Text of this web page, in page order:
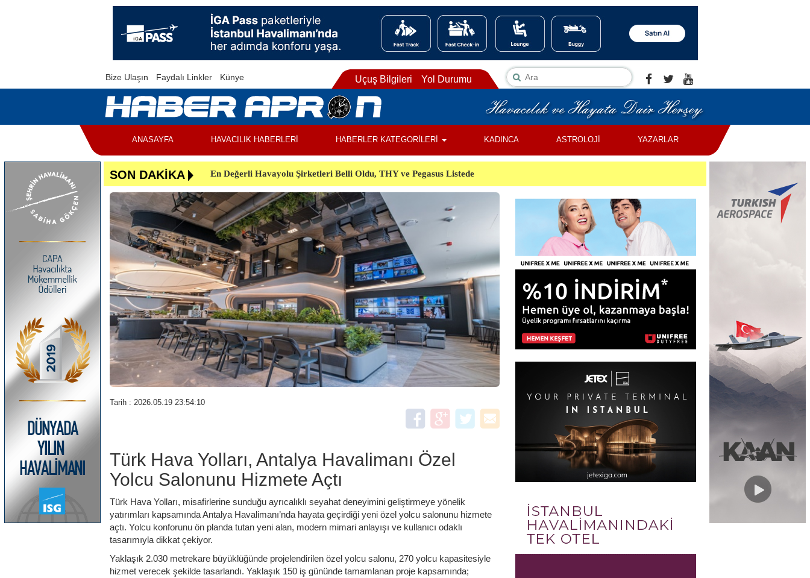
Bize Ulaşın Faydalı Linkler Künye Uçuş Bilgileri Yol Durumu
ANASAYFA HAVACILIK HABERLERİ HABERLER KATEGORİLERİ KADINCA ASTROLOJİ YAZARLAR
SON DAKİKA
En Değerli Havayolu Şirketleri Belli Oldu, THY ve Pegasus Listede
Uçuşlar Aksadı, Almanya’da Havalimanında Şüpheli Cisim Alarmı
Yunanistan’da Orman Yangınında Görevli 2 Helikopter Havada Çarpıştı
Tarih : 2026.05.19 23:54:10
Türk Hava Yolları, Antalya Havalimanı Özel
Yolcu Salonunu Hizmete Açtı
Türk Hava Yolları, misafirlerine sunduğu ayrıcalıklı seyahat deneyimini geliştirmeye yönelik
yatırımları kapsamında Antalya Havalimanı’nda hayata geçirdiği yeni özel yolcu salonunu hizmete
açtı. Yolcu konforunu ön planda tutan yeni alan, modern mimari anlayışı ve kullanıcı odaklı
tasarımıyla dikkat çekiyor.
Yaklaşık 2.030 metrekare büyüklüğünde projelendirilen özel yolcu salonu, 270 yolcu kapasitesiyle
hizmet verecek şekilde tasarlandı. Yaklaşık 150 iş gününde tamamlanan proje kapsamında;